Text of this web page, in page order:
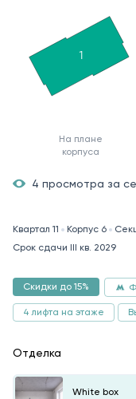
На плане
корпуса
4 просмотра за
Квартал 11 Корпус 6
Срок сдачи III кв. 2029
Скидки до 15%
4 лифта на этаже
Отделка
White box